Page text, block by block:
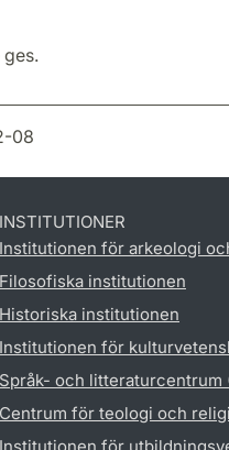
08
INSTITUTIONER
Institutionen för arkeologi
Filosofiska institutionen
Historiska institutionen
Institutionen för
Språk- och litteraturcentrum
Centrum för teologi och